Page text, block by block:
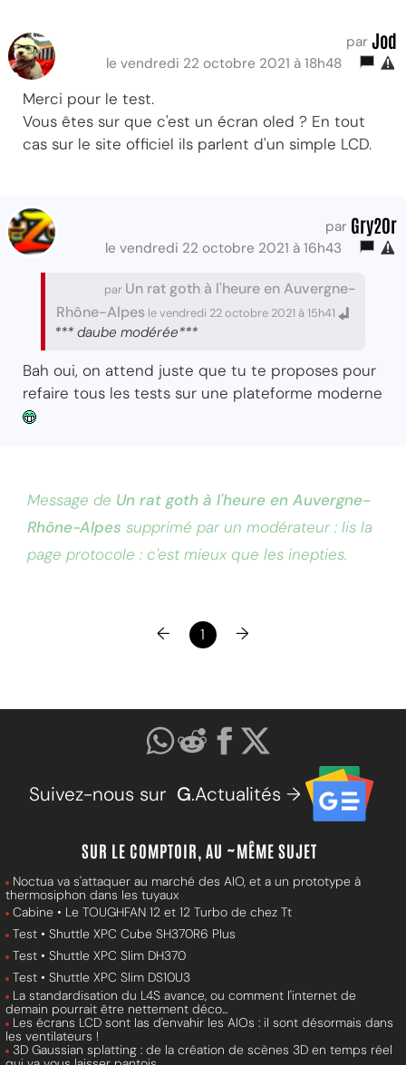
par Jod
le vendredi 22 octobre 2021 à 18h48
Merci pour le test.
Vous êtes sur que c'est un écran oled ? En tout
cas sur le site officiel ils parlent d'un simple LCD.
par Gry20r
le vendredi 22 octobre 2021 à 16h43
par Un rat goth à l'heure en Auvergne-
Rhône-Alpes le vendredi 22 octobre 2021 à 15h41
*** daube modérée***
Bah oui, on attend juste que tu te proposes pour
refaire tous les tests sur une plateforme moderne
Message de Un rat goth à l'heure en Auvergne-
Rhône-Alpes supprimé par un modérateur : lis la
page protocole : c'est mieux que les inepties.
← 1 →
Suivez-nous sur G.Actualités →
SUR LE COMPTOIR, AU ~MÊME SUJET
Noctua va s'attaquer au marché des AIO, et a un prototype à
thermosiphon dans les tuyaux
Cabine • Le TOUGHFAN 12 et 12 Turbo de chez Tt
Test • Shuttle XPC Cube SH370R6 Plus
Test • Shuttle XPC Slim DH370
Test • Shuttle XPC Slim DS10U3
La standardisation du L4S avance, ou comment l'internet de
demain pourrait être nettement déco...
Les écrans LCD sont las d'envahir les AIOs : il sont désormais dans
les ventilateurs !
3D Gaussian splatting : de la création de scènes 3D en temps réel